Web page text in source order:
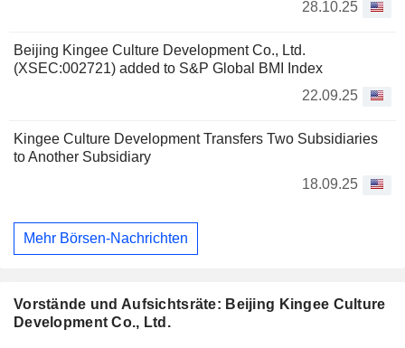
28.10.25
Beijing Kingee Culture Development Co., Ltd.
(XSEC:002721) added to S&P Global BMI Index
22.09.25
Kingee Culture Development Transfers Two Subsidiaries
to Another Subsidiary
18.09.25
Mehr Börsen-Nachrichten
Vorstände und Aufsichtsräte: Beijing Kingee Culture
Development Co., Ltd.